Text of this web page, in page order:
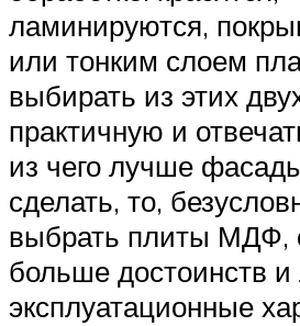
ламинируются,
или тонким слоем
выбирать из этих
практичную и
из чего лучше
сделать, то,
выбрать плиты МДФ,
больше достоинств
эксплуатационные